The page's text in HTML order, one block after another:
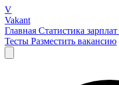
V
Vakant
Главная Статистика зарплат
Тесты Разместить вакансию